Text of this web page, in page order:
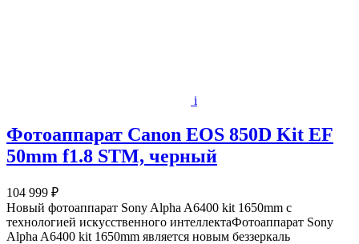
i
Фотоаппарат Canon EOS 850D Kit EF
50mm f1.8 STM, черный
104 999 ₽
Новый фотоаппарат Sony Alpha A6400 kit 1650mm с
технологией искусственного интеллектаФотоаппарат Sony
Alpha A6400 kit 1650mm является новым беззеркаль